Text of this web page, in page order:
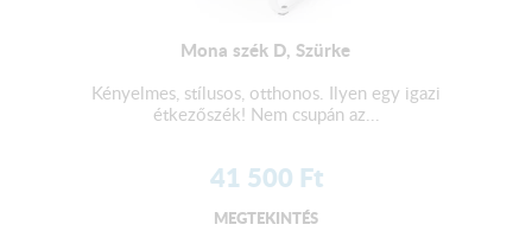
Mona szék D, Szürke
Kényelmes, stílusos, otthonos. Ilyen egy igazi
étkezőszék! Nem csupán az...
41 500 Ft
MEGTEKINTÉS